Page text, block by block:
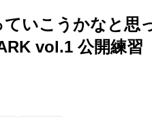
いこうかなと思
vol.1 公開練習